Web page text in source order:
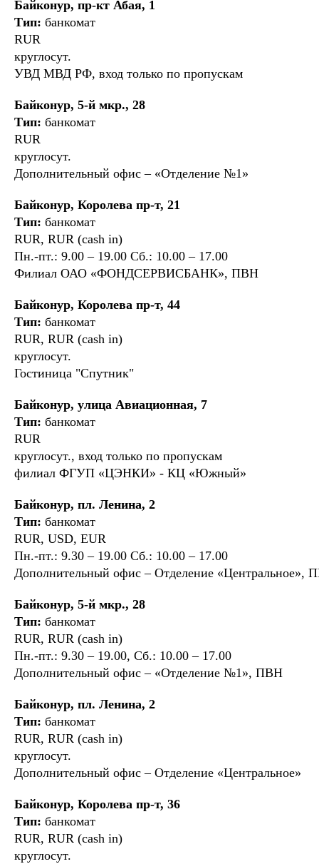
Байконур, пр-кт Абая, 1
Тип: банкомат
RUR
круглосут.
УВД МВД РФ, вход только по пропускам
Байконур, 5-й мкр., 28
Тип: банкомат
RUR
круглосут.
Дополнительный офис – «Отделение №1»
Байконур, Королева пр-т, 21
Тип: банкомат
RUR, RUR (cash in)
Пн.-пт.: 9.00 – 19.00 Сб.: 10.00 – 17.00
Филиал ОАО «ФОНДСЕРВИСБАНК», ПВН
Байконур, Королева пр-т, 44
Тип: банкомат
RUR, RUR (cash in)
круглосут.
Гостиница "Спутник"
Байконур, улица Авиационная, 7
Тип: банкомат
RUR
круглосут., вход только по пропускам
филиал ФГУП «ЦЭНКИ» - КЦ «Южный»
Байконур, пл. Ленина, 2
Тип: банкомат
RUR, USD, EUR
Пн.-пт.: 9.30 – 19.00 Сб.: 10.00 – 17.00
Дополнительный офис – Отделение «Центральное»,
Байконур, 5-й мкр., 28
Тип: банкомат
RUR, RUR (cash in)
Пн.-пт.: 9.30 – 19.00, Сб.: 10.00 – 17.00
Дополнительный офис – «Отделение №1», ПВН
Байконур, пл. Ленина, 2
Тип: банкомат
RUR, RUR (cash in)
круглосут.
Дополнительный офис – Отделение «Центральное»
Байконур, Королева пр-т, 36
Тип: банкомат
RUR, RUR (cash in)
круглосут.